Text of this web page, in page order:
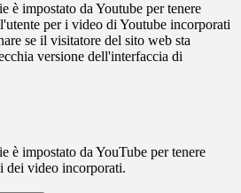
è impostato da Youtube per tenere
per i video di Youtube incorporati
se il visitatore del sito web sta
versione dell'interfaccia di
è impostato da YouTube per tenere
dei video incorporati.